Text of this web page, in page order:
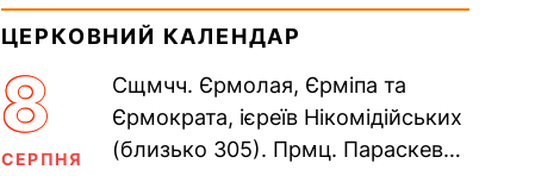
ЦЕРКОВНИЙ КАЛЕНДАР
8
СЕРПНЯ
Сщмчч. Єрмолая, Єрміпа та
Єрмократа, ієреїв Нікомідійських
(близько 305). Прмц. Параскеви